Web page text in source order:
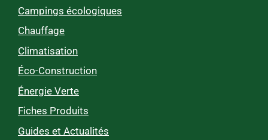
Campings écologiques
Chauffage
Climatisation
Éco-Construction
Énergie Verte
Fiches Produits
Guides et Actualités